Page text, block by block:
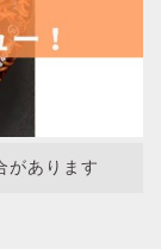
があります